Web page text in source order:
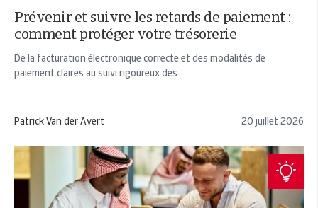
Prévenir et suivre les retards de paiement :
comment protéger votre trésorerie
De la facturation électronique correcte et des modalités de
paiement claires au suivi rigoureux des...
Patrick Van der Avert 20 juillet 2026